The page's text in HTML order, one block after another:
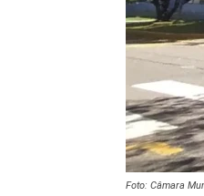
Foto: Câmara